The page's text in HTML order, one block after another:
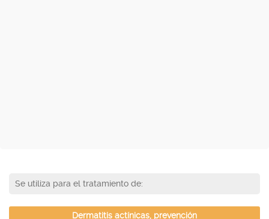
Se utiliza para el tratamiento de:
Dermatitis actínicas, prevención